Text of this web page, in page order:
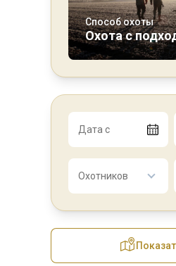
Способ охоты
Охота с
Дата с
Охотников